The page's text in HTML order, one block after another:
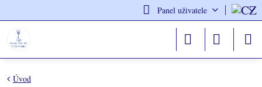
Panel uživatele
Úvod